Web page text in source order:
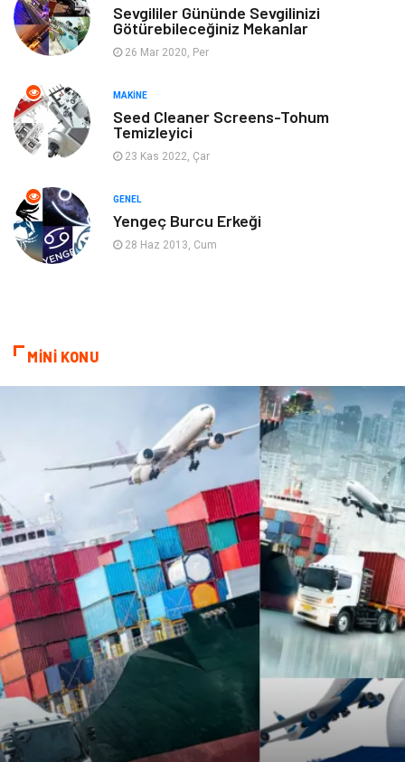
Anne & Çocuk Genel Kültür
Ev İşleri
Gençlik & Eğlence
Mobilya
Evlilik Rehberi
Astroloji Keyfinizi Kaçırmayın
Çadır
Yazı Tahtaları Pet Malzemeleri
Sevgililer Gününde Sevgilinizi
Götürebileceğiniz Mekanlar
26 Mar 2020, Per
MAKINE
Seed Cleaner Screens-Tohum
Temizleyici
23 Kas 2022, Çar
GENEL
Yengeç Burcu Erkeği
28 Haz 2013, Cum
MİNİ KONU